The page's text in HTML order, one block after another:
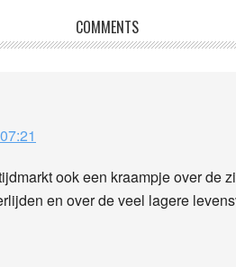
COMMENTS
ook een kraampje over de
en over de veel lagere